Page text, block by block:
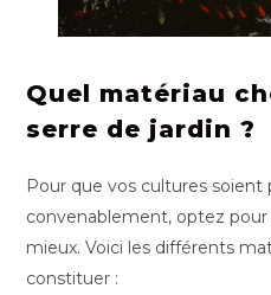
Quel matériau
serre de jardin ?
Pour que vos cultures soient
convenablement, optez
mieux. Voici les différents
constituer :